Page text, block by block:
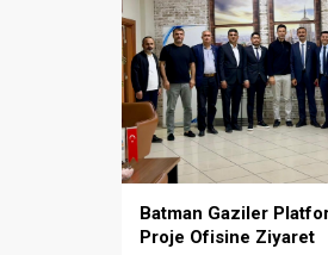
Batman Gaziler
Proje Ofisine Ziyaret